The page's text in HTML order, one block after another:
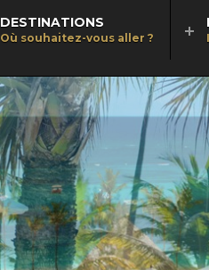
DESTINATIONS
Où souhaitez-vous aller ?